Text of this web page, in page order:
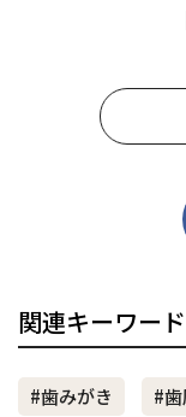
関連キーワード
#歯みがき #